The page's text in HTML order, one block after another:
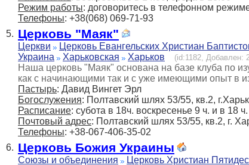
Режим работы: договоритесь в телефонном
Телефоны: +38(068) 069-71-93
5. Церковь "Маяк"
Церкви
Церковь Евангельских Христиан
Украина
Харьковская Харьков (id:1182, Добавлен:
Наша церковь "Маяк" основана на базе клуба по
как с начинающими так и с уже имеющими опыт в
Пастырь: Давид Вингет Эрл
Богослужения: Полтавский шлях 53/55, кв.2,
Расписание: суботa в 18ч. воскресенье 9 ч. и в 18 ч.
Почтовый адрес: Полтавский шлях 53/55, кв.2, г.
Телефоны: +38-067-406-35-02
6. Церковь Божия Украины
Союзы и объединения
Церковь Христиан